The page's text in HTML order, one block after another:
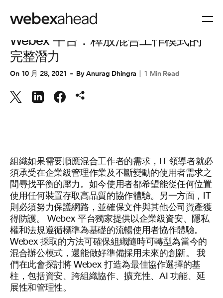
協同合作
Webex 平台：釋放混合工作模式的
完整潛力
On 10 月 28, 2021 ByAnurag Dhingra 1 Min Read
組織如果需要順應混合工作者的需求，IT 領導者就必
須承受在企業級管理作業及不斷變動的使用者需求之
間尋找平衡的壓力。如今使用者都希望能從任何位置
使用任何裝置存取高品質的協作體驗。另一方面，IT
則必須努力保護網路，並確保文件與其他公司資產獲
得防護。 Webex 平台獨家提供以企業級資安、隱私
權和法規遵循標準為基礎的流暢使用者協作體驗。
Webex 採取的方法可確保組織隨時可轉型為當今的
混合辦公模式，還能做好準備採用未來的創新。 我
們在此會探討將 Webex 打造為最佳協作選擇的基
柱，包括資安、跨組織協作、擴充性、AI 功能、延
展性和管理性。